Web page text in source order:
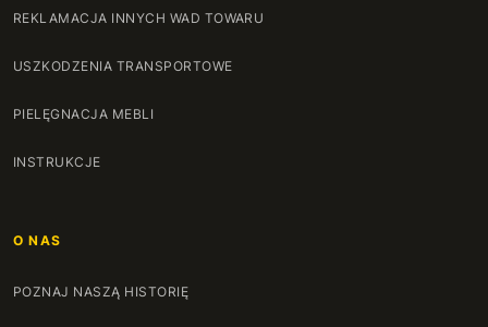
REKLAMACJA INNYCH WAD TOWARU
USZKODZENIA TRANSPORTOWE
PIELĘGNACJA MEBLI
INSTRUKCJE
O NAS
POZNAJ NASZĄ HISTORIĘ